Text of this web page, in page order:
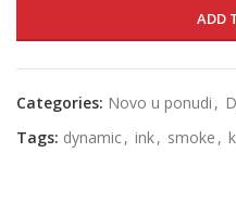
ADD
Categories: Novo u ponudi ,
Tags: dynamic, ink, smoke , k